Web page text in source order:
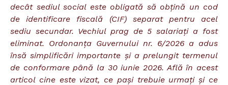
decât sediul social este obligată să obțină un cod
de identificare fiscală (CIF) separat pentru acel
sediu secundar. Vechiul prag de 5 salariați a fost
eliminat. Ordonanța Guvernului nr. 6/2026 a adus
însă simplificări importante și a prelungit termenul
de conformare până la 30 iunie 2026. Află în acest
articol cine este vizat, ce pași trebuie urmați și ce